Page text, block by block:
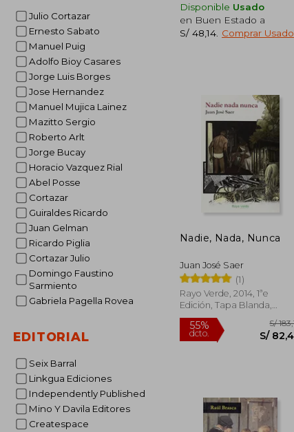
Julio Cortazar
Ernesto Sabato
Manuel Puig
Adolfo Bioy Casares
Jorge Luis Borges
Jose Hernandez
Manuel Mujica Lainez
Mazitto Sergio
Roberto Arlt
Jorge Bucay
Horacio Vazquez Rial
Abel Posse
Cortazar
Guiraldes Ricardo
Juan Gelman
Ricardo Piglia
Cortazar Julio
Domingo Faustino
Sarmiento
Gabriela Pagella Rovea
EDITORIAL
Seix Barral
Linkgua Ediciones
Independently Published
Mino Y Davila Editores
Createspace
Disponible Usado
en Buen Estado a
S/ 48,14 Comprar Usado
Nadie, Nada, Nunca
Juan José Saer
(1)
Rayo Verde, 2014, 1ªe
Edición, Tapa Blanda,
Nuevo